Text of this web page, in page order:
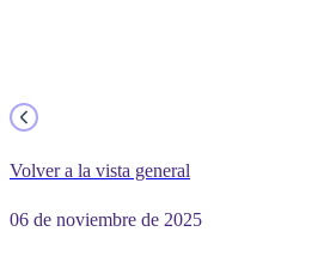
Volver a la vista general
06 de noviembre de 2025